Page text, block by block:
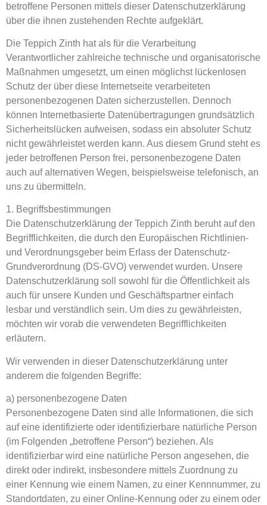
betroffene Personen mittels dieser Datenschutzerklärung
über die ihnen zustehenden Rechte aufgeklärt.
Die Teppich Zinth hat als für die Verarbeitung
Verantwortlicher zahlreiche technische und organisatorische
Maßnahmen umgesetzt, um einen möglichst lückenlosen
Schutz der über diese Internetseite verarbeiteten
personenbezogenen Daten sicherzustellen. Dennoch
können Internetbasierte Datenübertragungen grundsätzlich
Sicherheitslücken aufweisen, sodass ein absoluter Schutz
nicht gewährleistet werden kann. Aus diesem Grund steht es
jeder betroffenen Person frei, personenbezogene Daten
auch auf alternativen Wegen, beispielsweise telefonisch, an
uns zu übermitteln.
1. Begriffsbestimmungen
Die Datenschutzerklärung der Teppich Zinth beruht auf den
Begrifflichkeiten, die durch den Europäischen Richtlinien-
und Verordnungsgeber beim Erlass der Datenschutz-
Grundverordnung (DS-GVO) verwendet wurden. Unsere
Datenschutzerklärung soll sowohl für die Öffentlichkeit als
auch für unsere Kunden und Geschäftspartner einfach
lesbar und verständlich sein. Um dies zu gewährleisten,
möchten wir vorab die verwendeten Begrifflichkeiten
erläutern.
Wir verwenden in dieser Datenschutzerklärung unter
anderem die folgenden Begriffe:
a) personenbezogene Daten
Personenbezogene Daten sind alle Informationen, die sich
auf eine identifizierte oder identifizierbare natürliche Person
(im Folgenden „betroffene Person“) beziehen. Als
identifizierbar wird eine natürliche Person angesehen, die
direkt oder indirekt, insbesondere mittels Zuordnung zu
einer Kennung wie einem Namen, zu einer Kennnummer, zu
Standortdaten, zu einer Online-Kennung oder zu einem oder